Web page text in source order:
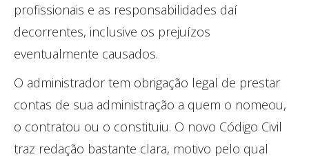
profissionais e as responsabilidades daí
decorrentes, inclusive os prejuízos
eventualmente causados.
O administrador tem obrigação legal de prestar
contas de sua administração a quem o nomeou,
o contratou ou o constituiu. O novo Código Civil
traz redação bastante clara, motivo pelo qual